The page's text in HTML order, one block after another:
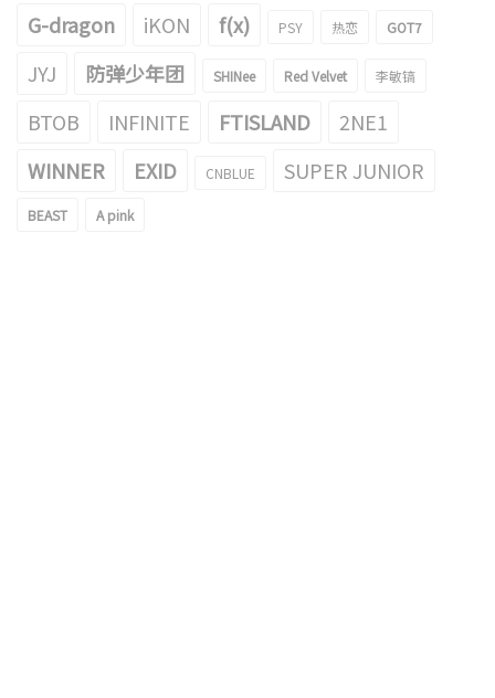
G-dragon iKON f(x) PSY 热恋 GOT7
JYJ 防弹少年团 SHINee Red Velvet 李敏镐
BTOB INFINITE FTISLAND
2NE1
WINNER
EXID CNBLUE SUPER JUNIOR
BEAST A pink